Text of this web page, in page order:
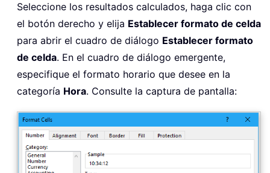
Seleccione los resultados calculados, haga clic con
el botón derecho y elija Establecer formato de celda
para abrir el cuadro de diálogo Establecer formato
de celda. En el cuadro de diálogo emergente,
especifique el formato horario que desee en la
categoría Hora. Consulte la captura de pantalla: